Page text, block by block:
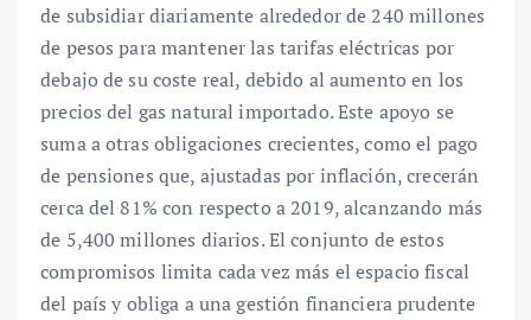
de subsidiar diariamente alrededor de 240 millones
de pesos para mantener las tarifas eléctricas por
debajo de su coste real, debido al aumento en los
precios del gas natural importado. Este apoyo se
suma a otras obligaciones crecientes, como el pago
de pensiones que, ajustadas por inflación, crecerán
cerca del 81% con respecto a 2019, alcanzando más
de 5,400 millones diarios. El conjunto de estos
compromisos limita cada vez más el espacio fiscal
del país y obliga a una gestión financiera prudente